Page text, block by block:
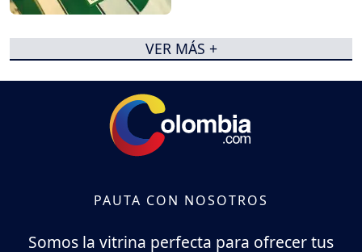
VER MÁS +
PAUTA CON NOSOTROS
Somos la vitrina perfecta para ofrecer tus